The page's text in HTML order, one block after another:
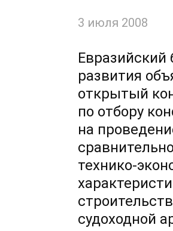
3 июля 2008
Евразийский
развития
открытый
по отбору
на
технико-
судоходной